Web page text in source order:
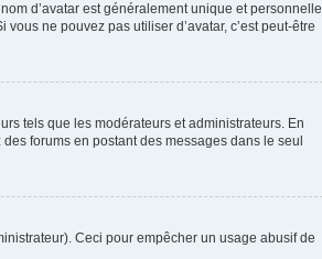
d’avatar est généralement unique et personnelle
ne pouvez pas utiliser d’avatar, c’est peut-être
tels que les modérateurs et administrateurs. En
forums en postant des messages dans le seul
Ceci pour empêcher un usage abusif de